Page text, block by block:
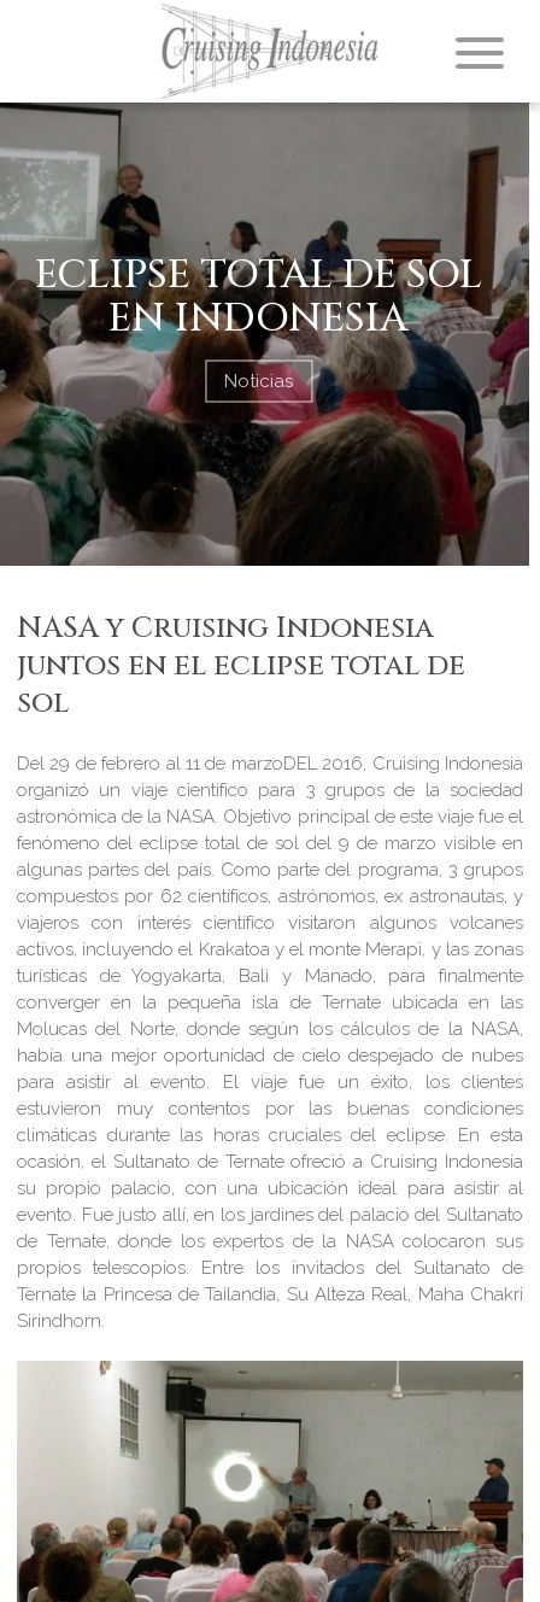
ECLIPSE TOTAL DE SOL
EN INDONESIA
Noticias
NASA y Cruising Indonesia
juntos en el eclipse total de
sol
Del 29 de febrero al 11 de marzoDEL 2016, Cruising Indonesia
organizó un viaje científico para 3 grupos de la sociedad
astronómica de la NASA. Objetivo principal de este viaje fue el
fenómeno del eclipse total de sol del 9 de marzo visible en
algunas partes del país. Como parte del programa, 3 grupos
compuestos por 62 científicos, astrónomos, ex astronautas, y
viajeros con interés científico visitaron algunos volcanes
activos, incluyendo el Krakatoa y el monte Merapi, y las zonas
turísticas de Yogyakarta, Bali y Manado, para finalmente
converger en la pequeña isla de Ternate ubicada en las
Molucas del Norte, donde según los cálculos de la NASA,
había una mejor oportunidad de cielo despejado de nubes
para asistir al evento. El viaje fue un éxito, los clientes
estuvieron muy contentos por las buenas condiciones
climáticas durante las horas cruciales del eclipse. En esta
ocasión, el Sultanato de Ternate ofreció a Cruising Indonesia
su propio palacio, con una ubicación ideal para asistir al
evento. Fue justo allí, en los jardines del palacio del Sultanato
de Ternate, donde los expertos de la NASA colocaron sus
propios telescopios. Entre los invitados del Sultanato de
Ternate la Princesa de Tailandia, Su Alteza Real, Maha Chakri
Sirindhorn.